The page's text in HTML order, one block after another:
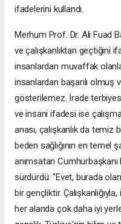
ifadelerini kullandı.
Merhum Prof. Dr. Ali Fuad
ve çalışkanlıktan geçtiğini
insanlardan muvaffak
insanlardan başarılı
gösterilemez. İrade
ve insani ifadesi ise
anası, çalışkanlık da temiz
beden sağlığının en temel
anımsatan
sürdürdü: "Evet, burada
bir gençliktir.
her alanda çok daha iyi